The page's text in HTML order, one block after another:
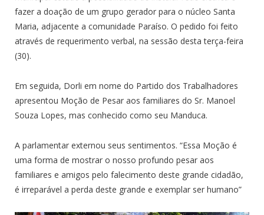
fazer a doação de um grupo gerador para o núcleo Santa
Maria, adjacente a comunidade Paraíso. O pedido foi feito
através de requerimento verbal, na sessão desta terça-feira
(30).
Em seguida, Dorli em nome do Partido dos Trabalhadores
apresentou Moção de Pesar aos familiares do Sr. Manoel
Souza Lopes, mas conhecido como seu Manduca.
A parlamentar externou seus sentimentos. “Essa Moção é
uma forma de mostrar o nosso profundo pesar aos
familiares e amigos pelo falecimento deste grande cidadão,
é irreparável a perda deste grande e exemplar ser humano”